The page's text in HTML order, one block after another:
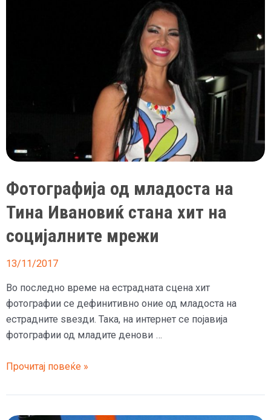
Фотографија од младоста на
Тина Ивановиќ стана хит на
социјалните мрежи
13/11/2017
Во последно време на естрадната сцена хит
фотографии се дефинитивно оние од младоста на
естрадните ѕвезди. Така, на интернет се појавија
фотографии од младите денови …
Фотографија
младоста
на
Прочитај повеќе »